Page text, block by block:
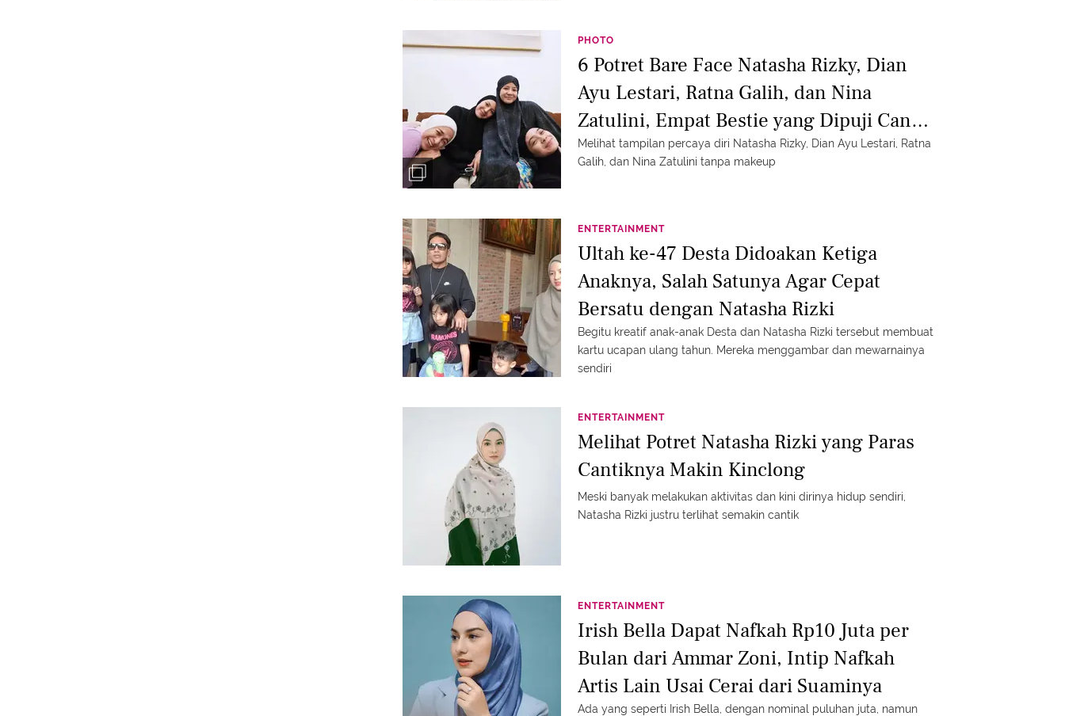
PHOTO
6 Potret Bare Face Natasha Rizky, Dian
Ayu Lestari, Ratna Galih, dan Nina
Zatulini, Empat Bestie yang Dipuji Cantik
Alami Tanpa Makeup
Melihat tampilan percaya diri Natasha Rizky, Dian Ayu Lestari, Ratna
Galih, dan Nina Zatulini tanpa makeup
ENTERTAINMENT
Ultah ke-47 Desta Didoakan Ketiga
Anaknya, Salah Satunya Agar Cepat
Bersatu dengan Natasha Rizki
Begitu kreatif anak-anak Desta dan Natasha Rizki tersebut membuat
kartu ucapan ulang tahun. Mereka menggambar dan mewarnainya
sendiri
ENTERTAINMENT
Melihat Potret Natasha Rizki yang Paras
Cantiknya Makin Kinclong
Meski banyak melakukan aktivitas dan kini dirinya hidup sendiri,
Natasha Rizki justru terlihat semakin cantik
ENTERTAINMENT
Irish Bella Dapat Nafkah Rp10 Juta per
Bulan dari Ammar Zoni, Intip Nafkah
Artis Lain Usai Cerai dari Suaminya
Ada yang seperti Irish Bella, dengan nominal puluhan juta, namun